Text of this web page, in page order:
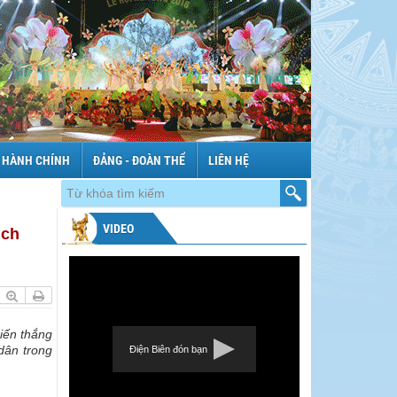
CHÍNH ĐẢNG - ĐOÀN THỂ LIÊN HỆ
thắng
trong
VIDEO
Điện Biên đón bạn